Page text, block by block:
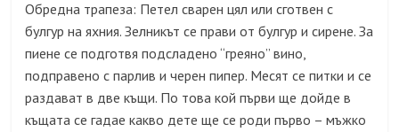
Обредна трапеза: Петел сварен цял или сготвен с
булгур на яхния. Зелникът се прави от булгур и сирене. За
пиене се подготвя подсладено “греяно” вино,
подправено с парлив и черен пипер. Месят се питки и се
раздават в две къщи. По това кой първи ще дойде в
къщата се гадае какво дете ще се роди първо – мъжко